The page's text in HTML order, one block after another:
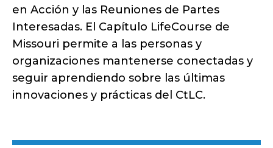
en Acción y las Reuniones de Partes
Interesadas. El Capítulo LifeCourse de
Missouri permite a las personas y
organizaciones mantenerse conectadas y
seguir aprendiendo sobre las últimas
innovaciones y prácticas del CtLC.